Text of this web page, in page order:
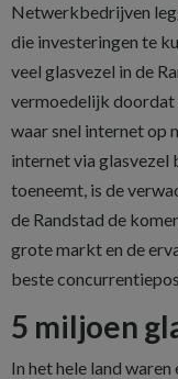
Netwerkbedrijven
die investeringen te
veel glasvezel in de
vermoedelijk doordat
waar snel internet op
internet via
toeneemt, is de
de Randstad de
grote markt en de
beste
5 miljoen
In het hele land